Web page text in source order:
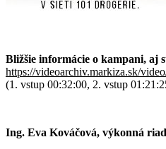
Bližšie informácie o kampani, aj
https://videoarchiv.markiza.sk/
(1. vstup 00:32:00, 2. vstup
Ing. Eva Kováčová, výkonná